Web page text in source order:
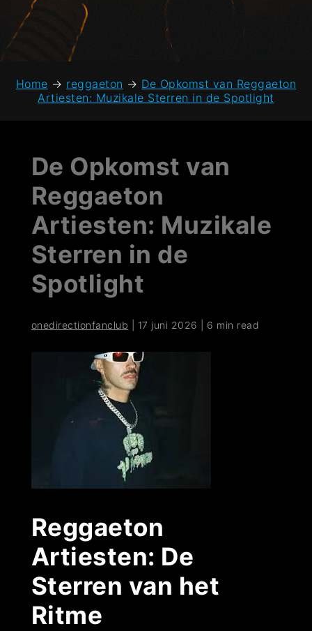
Home → reggaeton → De Opkomst van Reggaeton
Artiesten: Muzikale Sterren in de Spotlight
De Opkomst van
Reggaeton
Artiesten: Muzikale
Sterren in de
Spotlight
onedirectionfanclub 17 juni 2026 6 min read
Reggaeton
Artiesten: De
Sterren van het
Ritme